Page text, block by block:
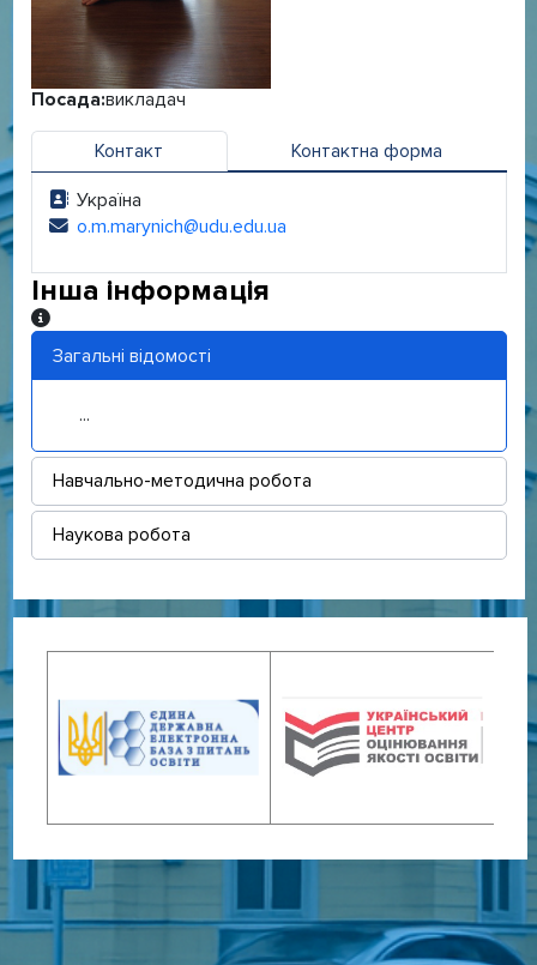
Посада:викладач
Контакт Контактна форма
Адреса:
Україна
Електронна адреса:
o.m.marynich@udu.edu.ua
Інша інформація
Інша інформація
Загальні відомості
...
Навчально-методична робота
Наукова робота